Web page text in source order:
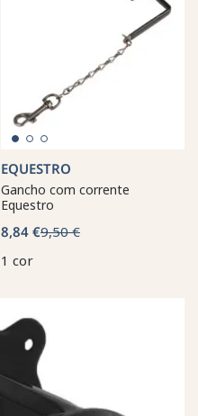
EQUESTRO
Gancho com corrente
Equestro
8,84 €9,50 €
1 cor